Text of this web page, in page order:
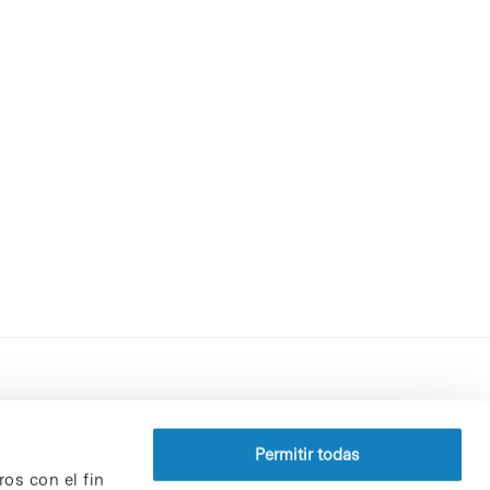
con el fin
Permitir todas
Perfil del contratante
Política de privacidad
Aviso Legal